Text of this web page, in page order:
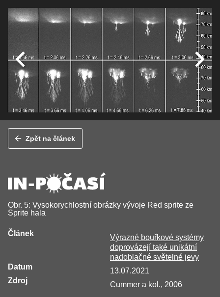
Zpět na článek
Obr. 5: Vysokorychlostní obrázky vývoje Red sprite ze
Sprite hala
Článek
Výrazné bouřkové systémy
doprovázejí také unikátní
nadoblačné světelné jevy
Datum
13.07.2021
Zdroj
Cummer a kol., 2006